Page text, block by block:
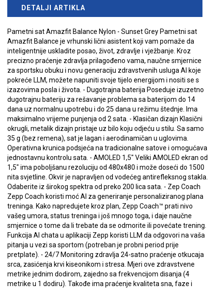
DETALJI ARTIKLA
Pametni sat Amazfit Balance Nylon - Sunset Grey Pametni sat
Amazfit Balance je vrhunski lični asistent koji vam pomaže da
inteligentnije uskladite posao, život, zdravlje i vježbanje. Kroz
precizno praćenje zdravlja prilagođeno vama, naučne smjernice
za sportsku obuku i novu generaciju zdravstvenih usluga AI koje
pokreće LLM, možete napuniti svoje tijelo energijom i nositi se s
izazovima posla i života. - Dugotrajna baterija Poseduje izuzetno
dugotrajnu bateriju za rešavanje problema sa baterijom do 14
dana uz normalnu upotrebu i do 25 dana u režimu štednje. Ima
maksimalno vrijeme punjenja od 2 sata. - Klasičan dizajn Klasični
okrugli, metalik dizajn pristaje uz bilo koju odjeću u stilu. Sa samo
35 g (bez remena), sat je lagan i aerodinamičan u uglovima.
Operativna krunica podsjeća na tradicionalne satove i omogućava
jednostavnu kontrolu sata. - AMOLED 1,5" Veliki AMOLED ekran od
1,5" ima poboljšanu rezoluciju od 480x480 i može doseći do 1500
nita svjetline. Okvir je napravljen od vodećeg antirefleksnog stakla.
Odaberite iz širokog spektra od preko 200 lica sata. - Zep Coach
Zepp Coach koristi moć AI za generiranje personaliziranog plana
treninga. Kako napredujete kroz plan, Zepp Coach™ prati nivo
vašeg umora, status treninga i još mnogo toga, i daje naučne
smjernice o tome da li trebate da se odmorite ili povećate trening.
Funkcija AI chata u aplikaciji Zepp koristi LLM da odgovori na vaša
pitanja u vezi sa sportom (potreban je probni period prije
pretplate). - 24/7 Monitoring zdravlja 24-satno praćenje otkucaja
srca, zasićenja krvi kiseonikom i stresa. Mjeri ove zdravstvene
metrike jednim dodirom, zajedno sa frekvencijom disanja (4
metrike u 1 dodiru). Takođe ima praćenje kvaliteta sna, faze i